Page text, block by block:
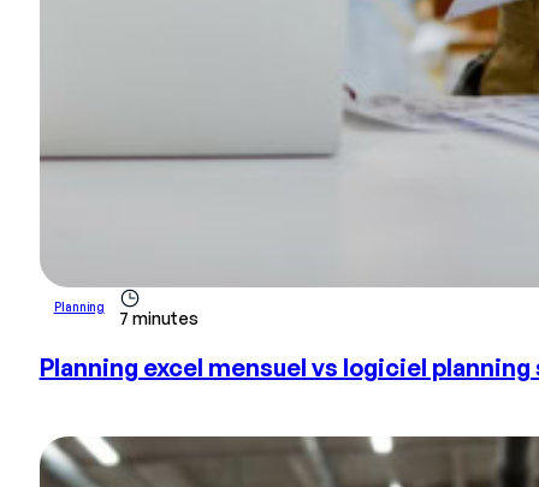
Planning
7 minutes
Planning excel mensuel vs logiciel